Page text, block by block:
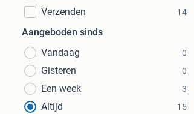
Verzenden 14
Aangeboden sinds
Vandaag
0
Gisteren 0
Een week 3
Altijd 15